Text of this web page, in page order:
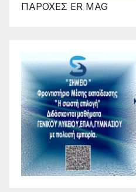
ΠΑΡΟΧΕΣ ER MAG